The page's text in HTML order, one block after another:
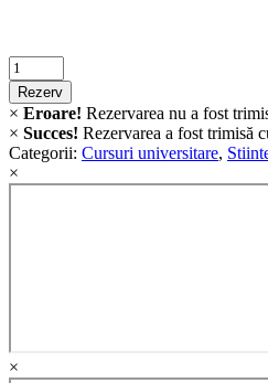
Criminalistica
quantity
Rezerv
× Eroare! Rezervarea nu a fost
× Succes! Rezervarea a fost trimisă
Categorii: Cursuri universitare,
×
×